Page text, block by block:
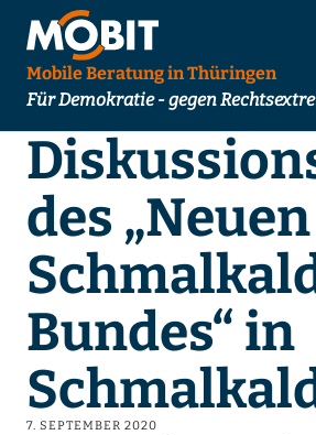
Mobile Beratung in Thüringen
Für Demokratie - gegen
des „Neuen
Bundes“ in
7. SEPTEMBER 2020